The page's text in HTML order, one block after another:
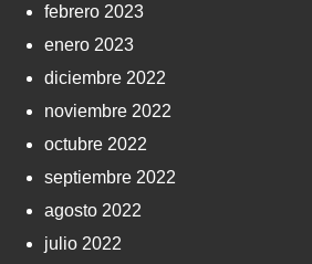
febrero 2023
enero 2023
diciembre 2022
noviembre 2022
octubre 2022
septiembre 2022
agosto 2022
julio 2022